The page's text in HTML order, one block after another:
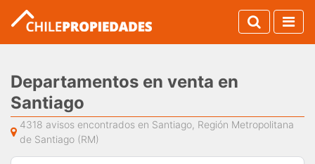
Departamentos en venta en
Santiago
4318 avisos encontrados en Santiago, Región Metropolitana
de Santiago (RM)